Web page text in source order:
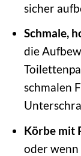
sicher
Schmale,
die
schmalen
Körbe mit
oder wenn